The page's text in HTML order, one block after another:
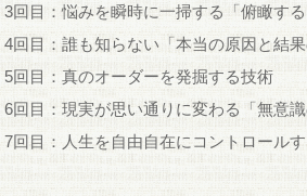
3回目：悩みを瞬時に一掃する「俯瞰する
4回目：誰も知らない「本当の原因と結
5回目：真のオーダーを発掘する技術
6回目：現実が思い通りに変わる「無意識
7回目：人生を自由自在にコントロール